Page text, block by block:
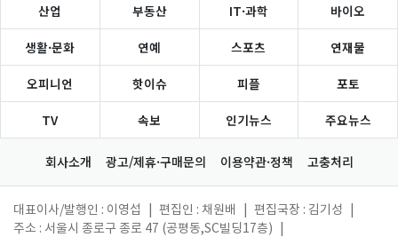
산업 부동산 IT·과학 바이오
생활·문화 연예 스포츠 연재물
오피니언 핫이슈 피플 포토
TV 속보 인기뉴스 주요뉴스
회사소개 광고/제휴·구매문의 이용약관·정책 고충처리
대표이사/발행인 : 이영섭 편집인 : 채원배 편집국장 : 김기성
주소 : 서울시 종로구 종로 47 (공평동,SC빌딩17층)